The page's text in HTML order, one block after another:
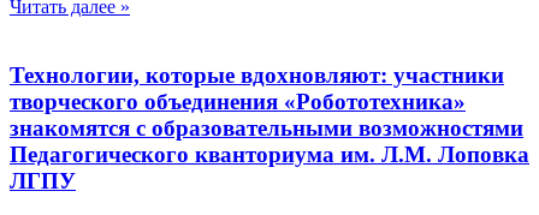
Читать далее »
Технологии, которые вдохновляют: участники
творческого объединения «Робототехника»
знакомятся с образовательными возможностями
Педагогического кванториума им. Л.М. Лоповка
ЛГПУ